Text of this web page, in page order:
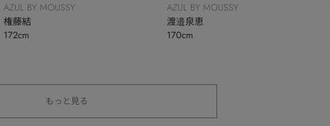
AZUL BY MOUSSY
権藤結
172cm
AZUL BY MOUSSY
渡邉泉恵
170cm
もっと見る